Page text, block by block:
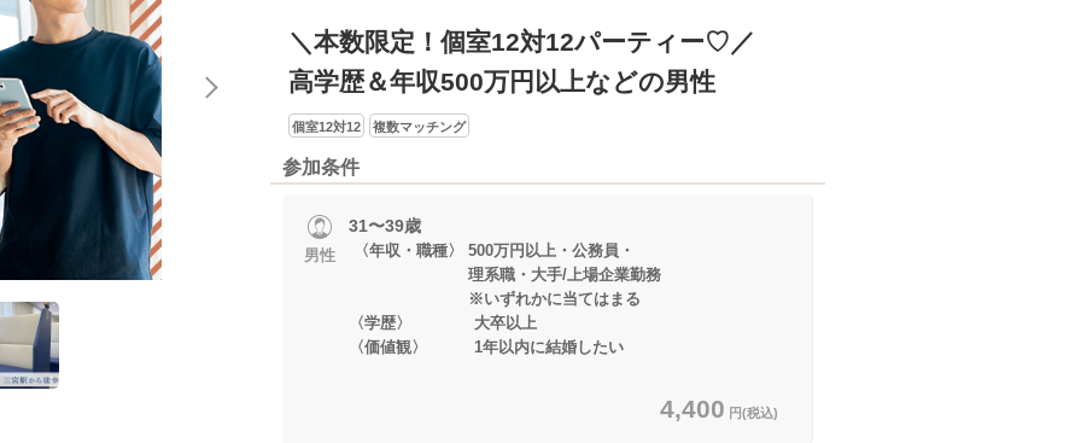
＼本数限定！個室12対12パーティー♡／
高学歴＆年収500万円以上などの男性
個室12対12 複数マッチング
参加条件
男性
31〜39歳
〈年収・職種〉 500万円以上・公務員・
理系職・大手/上場企業勤務
※いずれかに当てはまる
〈学歴〉 大卒以上
〈価値観〉 1年以内に結婚したい
4,400 円(税込)